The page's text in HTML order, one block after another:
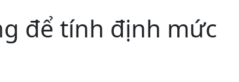
để tính định mức